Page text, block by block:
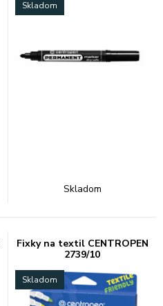
Skladom
Skladom
Fixky na textil CENTROPEN
2739/10
Skladom